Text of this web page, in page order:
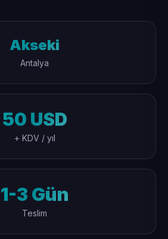
Akseki
Antalya
50 USD
+ KDV / yıl
1-3 Gün
Teslim